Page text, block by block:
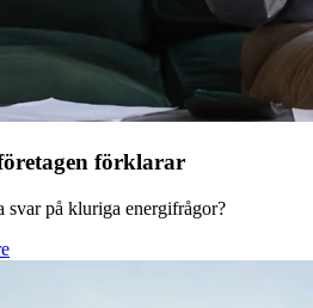
förklarar
svar på kluriga energifrågor?